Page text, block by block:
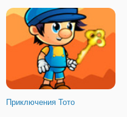
Косынка по 1 и 3 карты
Приключения Тото